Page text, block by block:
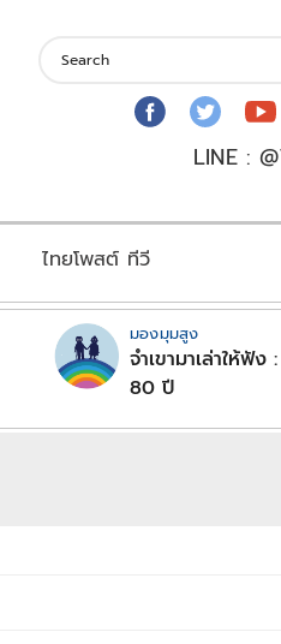
LINE :
ไทยโพสต์ ทีวี
มองมุมสูง
จำเขามาเล่าให้ฟัง
80 ปี